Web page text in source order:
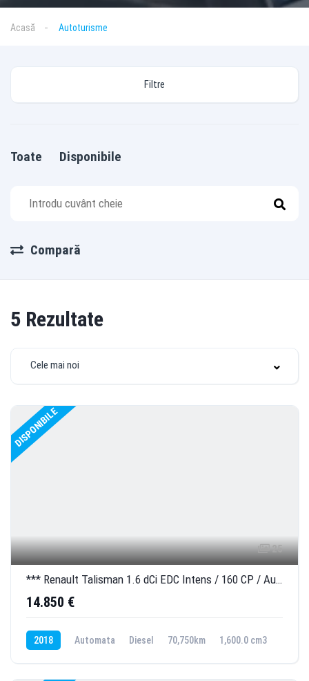
Acasă Autoturisme
Filtre
Toate Disponibile
Compară
5 Rezultate
Cele mai noi
DISPONIBILE
25
*** Renault Talisman 1.6 dCi EDC Intens / 160 CP / Automata / 70.750 km / 2018 ***
14.850 €
2018 Automata Diesel 70,750km 1,600.0 cm3